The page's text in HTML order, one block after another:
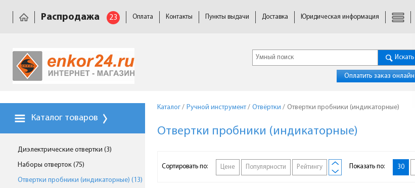
Распродажа 23 Оплата Контакты Пункты выдачи Доставка Юридическая информация
Искать
Оплатить заказ онлайн
Каталог товаров
Диэлектрические отвертки (3)
Наборы отверток (75)
Отвертки пробники (индикаторные) (13)
Каталог / Ручной инструмент/ Отвёртки / Отвертки пробники (индикаторные)
Отвертки пробники (индикаторные)
Сортировать по: Цене Популярности Рейтингу Показать по: 30